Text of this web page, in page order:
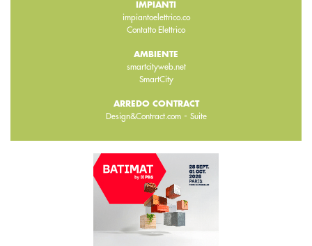
IMPIANTI
impiantoelettrico.co
Contatto Elettrico
AMBIENTE
smartcityweb.net
SmartCity
ARREDO CONTRACT
Design&Contract.com- Suite